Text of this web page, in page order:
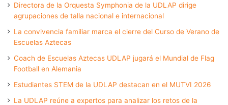
Directora de la Orquesta Symphonia de la UDLAP dirige
agrupaciones de talla nacional e internacional
La convivencia familiar marca el cierre del Curso de Verano de
Escuelas Aztecas
Coach de Escuelas Aztecas UDLAP jugará el Mundial de Flag
Football en Alemania
Estudiantes STEM de la UDLAP destacan en el MUTVI 2026
La UDLAP reúne a expertos para analizar los retos de la